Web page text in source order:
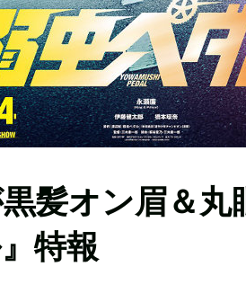
黒髪オン眉＆
特報